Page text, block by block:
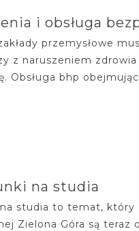
i obsługa
przemysłowe
z naruszeniem
Obsługa bhp
na studia
studia to temat, który
Zielona Góra są